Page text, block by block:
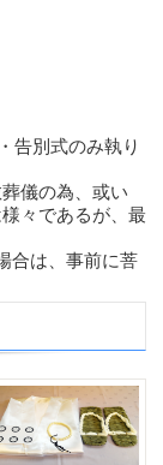
告別式のみ執り
儀の為、或い
々であるが、最
合は、事前に菩